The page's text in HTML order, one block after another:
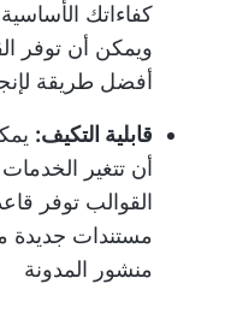
كفاءاتك
ويمكن أن توفر
أفضل طريقة
قابلية التكيف:
أن تتغير
القوالب توفر
مستندات جديدة
منشور المدونة